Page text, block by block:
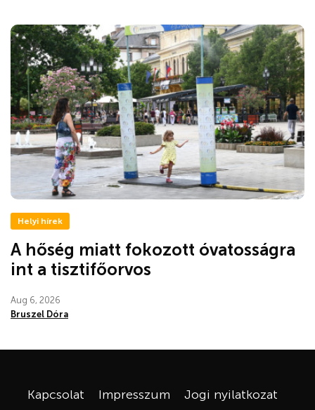
Helyi hírek
A hőség miatt fokozott óvatosságra
int a tisztifőorvos
Aug 6, 2026
Bruszel Dóra
Kapcsolat Impresszum Jogi nyilatkozat